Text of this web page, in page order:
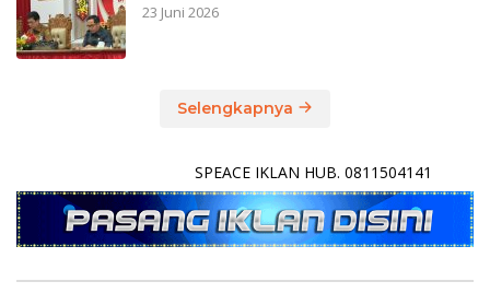
23 Juni 2026
Selengkapnya
SPEACE IKLAN HUB. 0811504141